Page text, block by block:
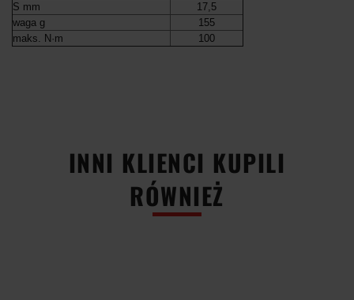
S mm
17,5
waga g
155
maks. N·m
100
INNI KLIENCI KUPILI
RÓWNIEŻ